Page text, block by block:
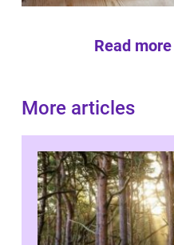
Read
More articles